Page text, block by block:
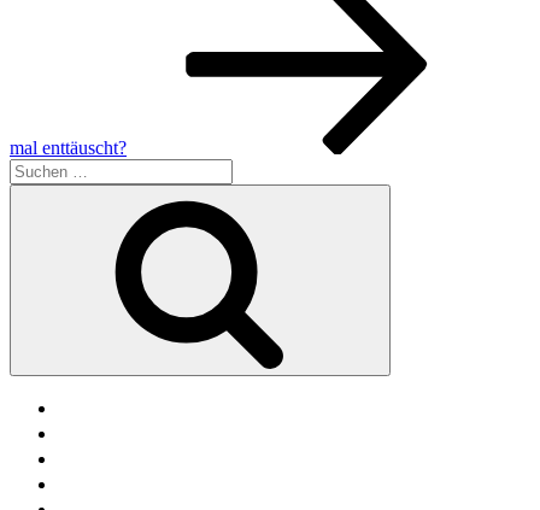
mal enttäuscht?
Suche
nach: